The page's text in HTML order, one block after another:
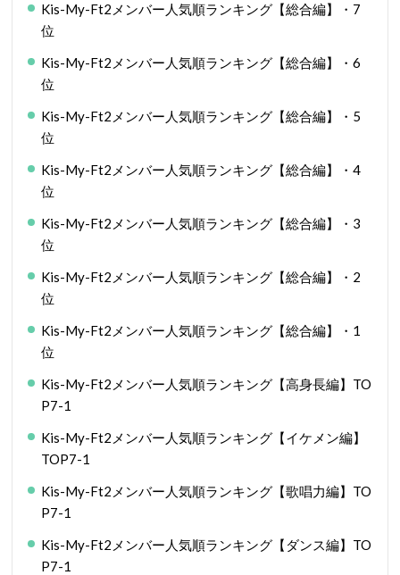
Kis-My-Ft2メンバー人気順ランキング【総合編】・7
位
Kis-My-Ft2メンバー人気順ランキング【総合編】・6
位
Kis-My-Ft2メンバー人気順ランキング【総合編】・5
位
Kis-My-Ft2メンバー人気順ランキング【総合編】・4
位
Kis-My-Ft2メンバー人気順ランキング【総合編】・3
位
Kis-My-Ft2メンバー人気順ランキング【総合編】・2
位
Kis-My-Ft2メンバー人気順ランキング【総合編】・1
位
Kis-My-Ft2メンバー人気順ランキング【高身長編】TO
P7-1
Kis-My-Ft2メンバー人気順ランキング【イケメン編】
TOP7-1
Kis-My-Ft2メンバー人気順ランキング【歌唱力編】TO
P7-1
Kis-My-Ft2メンバー人気順ランキング【ダンス編】TO
P7-1